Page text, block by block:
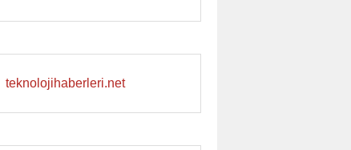
teknolojihaberleri.net